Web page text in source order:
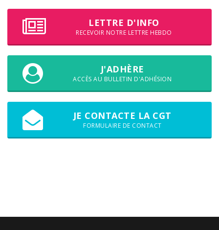
LETTRE D'INFO
RECEVOIR NOTRE LETTRE HEBDO
J'ADHÈRE
ACCÈS AU BULLETIN D'ADHÉSION
JE CONTACTE LA CGT
FORMULAIRE DE CONTACT